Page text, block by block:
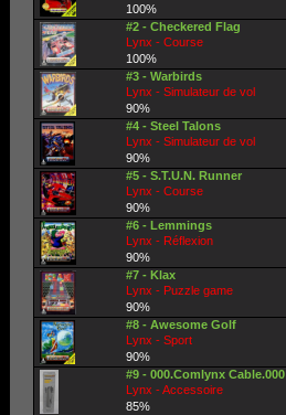
100%
#2 - Checkered Flag
Lynx - Course
100%
#3 - Warbirds
Lynx - Simulateur de vol
90%
#4 - Steel Talons
Lynx - Simulateur de vol
90%
#5 - S.T.U.N. Runner
Lynx - Course
90%
#6 - Lemmings
Lynx - Réflexion
90%
#7 - Klax
Lynx - Puzzle game
90%
#8 - Awesome Golf
Lynx - Sport
90%
#9 - 000.Comlynx Cable.000
Lynx - Accessoire
85%